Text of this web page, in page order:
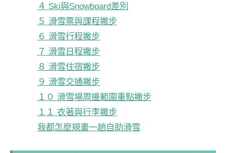
４ Ski與Snowboard差別
５ 滑雪票與課程撇步
６ 滑雪行程撇步
７ 滑雪日程撇步
８ 滑雪住宿撇步
９ 滑雪交通撇步
１０ 滑雪場周邊範圍重點撇步
１１ 衣著與行李撇步
我都怎麼規畫一趟自助滑雪